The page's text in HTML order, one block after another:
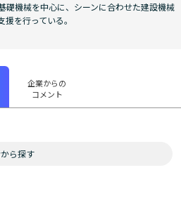
礎機械を中心に、シーンに合わせた建設機械
を行っている。
企業からの
コメント
ら探す